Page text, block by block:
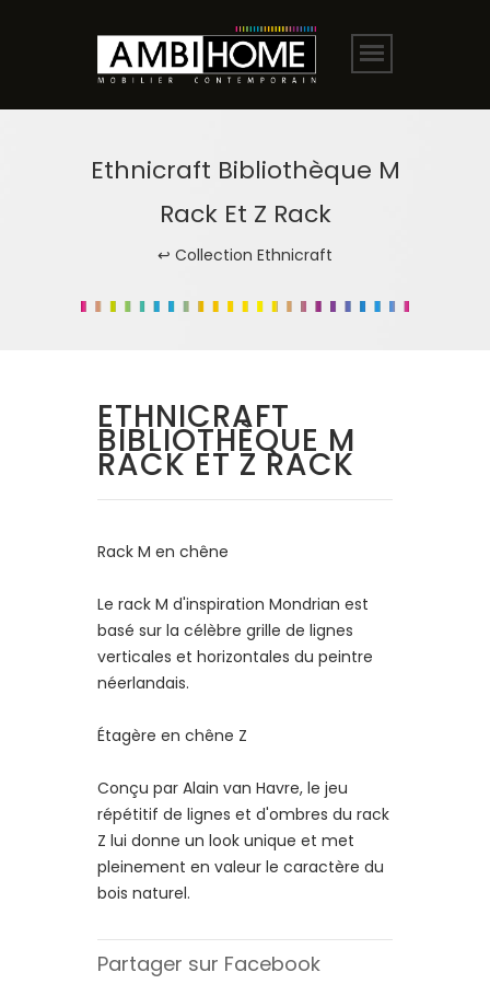
Ethnicraft Bibliothèque M
Rack Et Z Rack
↩ Collection Ethnicraft
ETHNICRAFT
BIBLIOTHÈQUE M
RACK ET Z RACK
Rack M en chêne
Le rack M d'inspiration Mondrian est
basé sur la célèbre grille de lignes
verticales et horizontales du peintre
néerlandais.
Étagère en chêne Z
Conçu par Alain van Havre, le jeu
répétitif de lignes et d'ombres du rack
Z lui donne un look unique et met
pleinement en valeur le caractère du
bois naturel.
Partager sur Facebook